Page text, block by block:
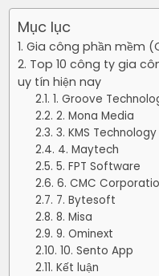
Mục lục
Gia công phần mềm
Top 10 công ty gia
uy tín hiện nay
1. Groove
2. Mona Media
3. KMS Technology
4. Maytech
5. FPT Software
6. CMC
7. Bytesoft
8. Misa
9. Ominext
10. Sento App
Kết luận